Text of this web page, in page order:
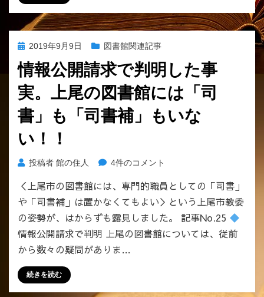
デ
タ
に
基
づ
く
も
の
な
っ
た。
へ
の
市
長
の
投
日:
2019年9月9日 図書館関連記事
情報公開請求で判明した事
実。上尾の図書館には「司
書」も「司書補」もいな
い！！
投稿者 館の住人
情
公
開
請
で
判
た
4件のコメント
＜上尾市の図書館には、専門的職員としての「司書」
や「司書補」は置かなくてもよい＞という上尾市教委
の姿勢が、はからずも露見しました。 記事No.25
情報公開請求で判明 上尾の図書館については、従前
から数々の疑問がありま…
続きを読む